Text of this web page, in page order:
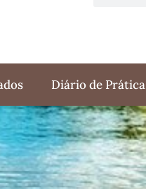
Diário de Prática